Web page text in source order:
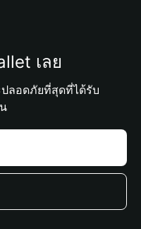
เลย
ลอดภัยที่สุดที่ได้รับ